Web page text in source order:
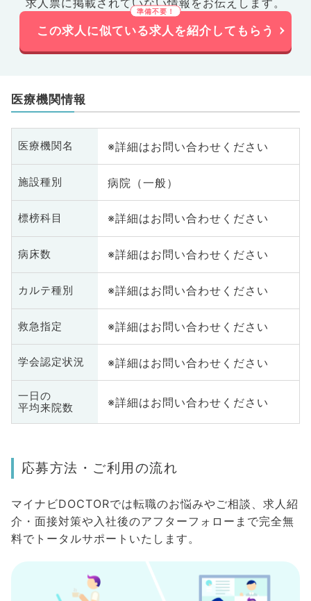
この求人に似ている求人を紹介してもらう
医療機関情報
医療機関名 ※詳細はお問い合わせください
施設種別 病院（一般）
標榜科目 ※詳細はお問い合わせください
病床数 ※詳細はお問い合わせください
カルテ種別 ※詳細はお問い合わせください
救急指定 ※詳細はお問い合わせください
学会認定状況 ※詳細はお問い合わせください
一日の
平均来院数
※詳細はお問い合わせください
応募方法・ご利用の流れ
マイナビDOCTORでは転職のお悩みやご相談、求人紹
介・面接対策や入社後のアフターフォローまで完全無
料でトータルサポートいたします。